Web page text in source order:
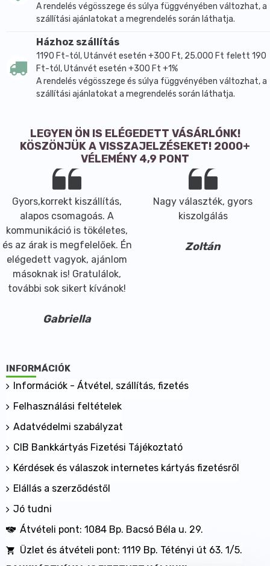
A kurkuma és a csüdfű gyökér gyakran megjelennek
növényi összetevőkre épülő készítményekben, míg a
zöldajkú kagyló koncentrátum, a glukozaminoglikán
és a kondroitin-szulfát sok, porcot és kötőszövetet
célzó komplex formulában ismert összetevők.
Az ajánlott adagolás szerint naponta 2 x 1 kapszula
fogyasztása javasolt, bőséges folyadékkal lenyelve. A
glukozaminoglikánokat, zöldajkú kagyló
koncentrátumot, kurkuma kivonatot és kondroitin-
szulfátot tartalmazó formula, amelyet csüdfű gyökér
kivonattal egészítettek ki. A kapszulás kiszerelés
Főbb hatóanyagok és összetevők
Napi 2 kapszulában kurkuma kivonat 240 mg
Napi 2 kapszulában kurkuma kivonatnak megfelelő
szárított gyógynövény 960 mg
Napi 2 kapszulában zöldajkú kagyló koncentrátum
220 mg
Napi 2 kapszulában zöldajkú kagyló koncentrátumnak
Napi 2 kapszulában glukozaminoglikán (GAG) 77 mg
Napi 2 kapszulában csüdfű gyökér kivonatnak
megfelelő szárított gyógynövény 1400 mg
Aktív összetevők: kurkuma kivonat, zöldajkú kagyló
koncentrátum, glukozaminoglikán, kondroitin-
szulfát, csüdfű gyökér kivonat
Kiszerelés 480 mg x 60 db
Nettó tömeg 28,8 g
A rendelés végösszege és súlya függvényében változhat, a
szállítási ajánlatokat a megrendelés során láthatja.
Házhoz szállítás
1190 Ft-tól, Utánvét esetén +300 Ft, 25.000 Ft felett 190
Ft-tól, Utánvét esetén +300 Ft +1%
A rendelés végösszege és súlya függvényében változhat, a
szállítási ajánlatokat a megrendelés során láthatja.
LEGYEN ÖN IS ELÉGEDETT VÁSÁRLÓNK!
KÖSZÖNJÜK A VISSZAJELZÉSEKET! 2000+
VÉLEMÉNY 4,9 PONT
Gyors,korrekt kiszállítás,
alapos csomagoás. A
kommunikáció is tökéletes,
és az árak is megfelelőek. Én
elégedett vagyok, ajánlom
másoknak is! Gratulálok,
további sok sikert kívánok!
Gabriella
Nagy választék, gyors
kiszolgálás
Zoltán
INFORMÁCIÓK
Információk - Átvétel, szállítás, fizetés
Felhasználási feltételek
Adatvédelmi szabályzat
CIB Bankkártyás Fizetési Tájékoztató
Kérdések és válaszok internetes kártyás fizetésről
Elállás a szerződéstől
Jó tudni
Átvételi pont: 1084 Bp. Bacsó Béla u. 29.
Üzlet és átvételi pont: 1119 Bp. Tétényi út 63. 1/5.